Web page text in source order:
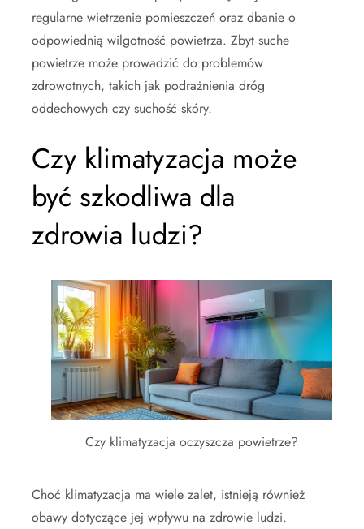
regularne wietrzenie pomieszczeń oraz dbanie o
odpowiednią wilgotność powietrza. Zbyt suche
powietrze może prowadzić do problemów
zdrowotnych, takich jak podrażnienia dróg
oddechowych czy suchość skóry.
Czy klimatyzacja może
być szkodliwa dla
zdrowia ludzi?
Czy klimatyzacja oczyszcza powietrze?
Choć klimatyzacja ma wiele zalet, istnieją również
obawy dotyczące jej wpływu na zdrowie ludzi.